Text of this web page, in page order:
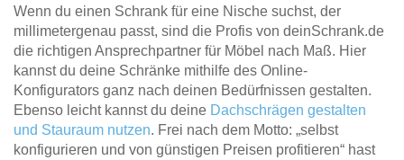
Wenn du einen Schrank für eine Nische suchst, der
millimetergenau passt, sind die Profis von deinSchrank.de
die richtigen Ansprechpartner für Möbel nach Maß. Hier
kannst du deine Schränke mithilfe des Online-
Konfigurators ganz nach deinen Bedürfnissen gestalten.
Ebenso leicht kannst du deine Dachschrägen gestalten
und Stauraum nutzen. Frei nach dem Motto: „selbst
konfigurieren und von günstigen Preisen profitieren“ hast